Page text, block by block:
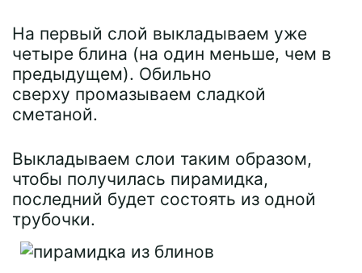
На первый слой выкладываем уже
четыре блина (на один меньше, чем в
предыдущем). Обильно
сверху промазываем сладкой
сметаной.
Выкладываем слои таким образом,
чтобы получилась пирамидка,
последний будет состоять из одной
трубочки.